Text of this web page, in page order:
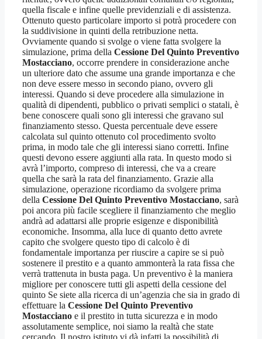
quella fiscale e infine quelle previdenziali e di assistenza.
Ottenuto questo particolare importo si potrà procedere con
la suddivisione in quinti della retribuzione netta.
Ovviamente quando si svolge o viene fatta svolgere la
simulazione, prima della Cessione Del Quinto Preventivo
Mostacciano, occorre prendere in considerazione anche
un ulteriore dato che assume una grande importanza e che
non deve essere messo in secondo piano, ovvero gli
interessi. Quando si deve procedere alla simulazione in
qualità di dipendenti, pubblico o privati semplici o statali, è
bene conoscere quali sono gli interessi che gravano sul
finanziamento stesso. Questa percentuale deve essere
calcolata sul quinto ottenuto col procedimento svolto
prima, in modo tale che gli interessi siano corretti. Infine
questi devono essere aggiunti alla rata. In questo modo si
avrà l’importo, compreso di interessi, che va a creare
quella che sarà la rata del finanziamento. Grazie alla
simulazione, operazione ricordiamo da svolgere prima
della Cessione Del Quinto Preventivo Mostacciano, sarà
poi ancora più facile scegliere il finanziamento che meglio
andrà ad adattarsi alle proprie esigenze e disponibilità
economiche. Insomma, alla luce di quanto detto avrete
capito che svolgere questo tipo di calcolo è di
fondamentale importanza per riuscire a capire se si può
sostenere il prestito e a quanto ammonterà la rata fissa che
verrà trattenuta in busta paga. Un preventivo è la maniera
migliore per conoscere tutti gli aspetti della cessione del
quinto Se siete alla ricerca di un’agenzia che sia in grado di
effettuare la Cessione Del Quinto Preventivo
Mostacciano e il prestito in tutta sicurezza e in modo
assolutamente semplice, noi siamo la realtà che state
cercando. Il nostro istituto vi dà infatti la possibilità di